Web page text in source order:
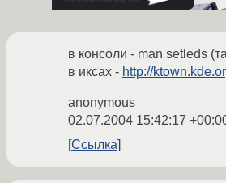
в консоли - man setleds
в иксах - http://
anonymous
02.07.2004 15:42:17
Ссылка